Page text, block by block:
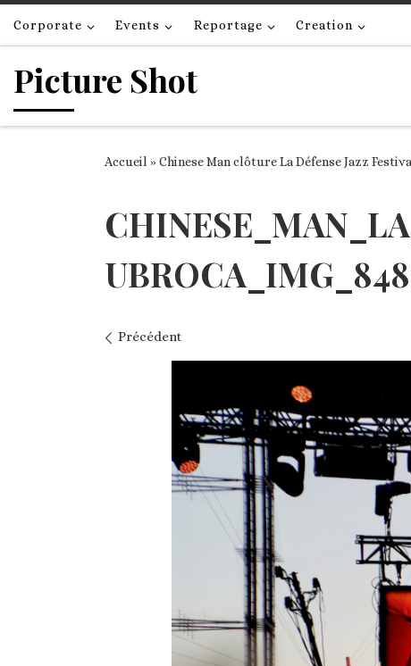
Passer au contenu
Corporate Events Reportage Creation
Picture Shot
Accueil »Chinese Man clôture La Défense Jazz
Navigation des images
Précédent